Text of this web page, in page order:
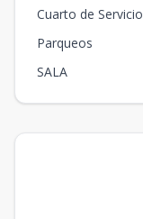
Cuarto de Servicio
Parqueos
SALA